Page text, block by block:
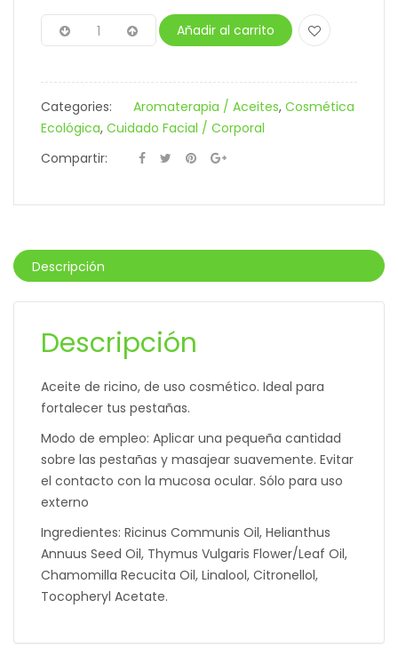
Añadir al carrito
Categories: Aromaterapia / Aceites, Cosmética
Ecológica, Cuidado Facial / Corporal
Compartir:
Descripción
Descripción
Aceite de ricino, de uso cosmético. Ideal para
fortalecer tus pestañas.
Modo de empleo: Aplicar una pequeña cantidad
sobre las pestañas y masajear suavemente. Evitar
el contacto con la mucosa ocular. Sólo para uso
externo
Ingredientes: Ricinus Communis Oil, Helianthus
Annuus Seed Oil, Thymus Vulgaris Flower/Leaf Oil,
Chamomilla Recucita Oil, Linalool, Citronellol,
Tocopheryl Acetate.